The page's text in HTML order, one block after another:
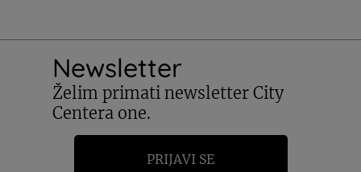
Newsletter
Želim primati newsletter City
Centera one.
PRIJAVI SE